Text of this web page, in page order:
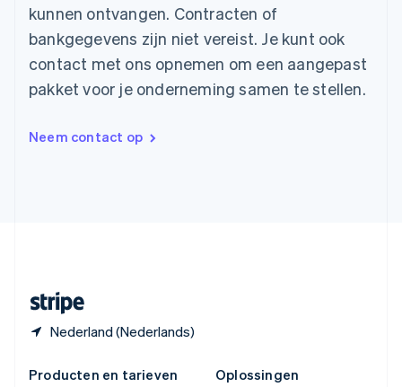
kunnen ontvangen. Contracten of
bankgegevens zijn niet vereist. Je kunt ook
contact met ons opnemen om een aangepast
pakket voor je onderneming samen te stellen.
Neem contact op
Nederland (Nederlands)
Thailand
ไทยEnglish
Tsjechië
English
Vasteland van China
English
Producten en tarieven
Oplossingen